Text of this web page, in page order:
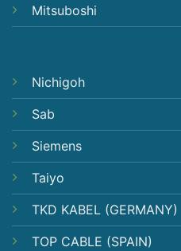
Mitsuboshi
Nichigoh
Sab
Siemens
Taiyo
TKD KABEL (GERMANY)
TOP CABLE (SPAIN)